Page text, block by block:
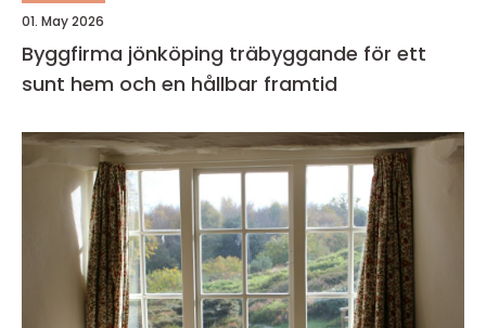
01. May 2026
Byggfirma jönköping träbyggande för ett
sunt hem och en hållbar framtid